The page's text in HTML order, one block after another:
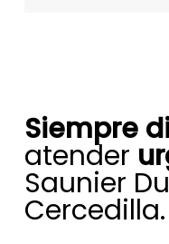
Siempre
atender
Saunier
Cercedilla.